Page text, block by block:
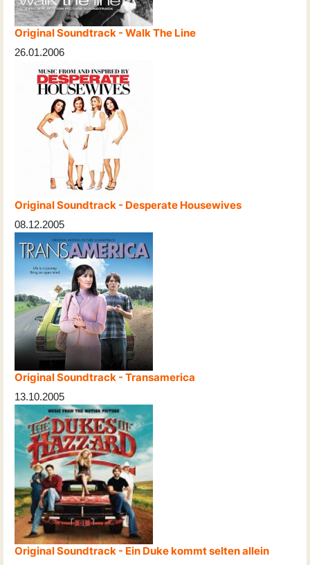
Original Soundtrack - Walk The Line
26.01.2006
Original Soundtrack - Desperate Housewives
08.12.2005
Original Soundtrack - Transamerica
13.10.2005
Original Soundtrack - Ein Duke kommt selten allein